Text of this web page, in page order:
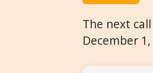
The next
December